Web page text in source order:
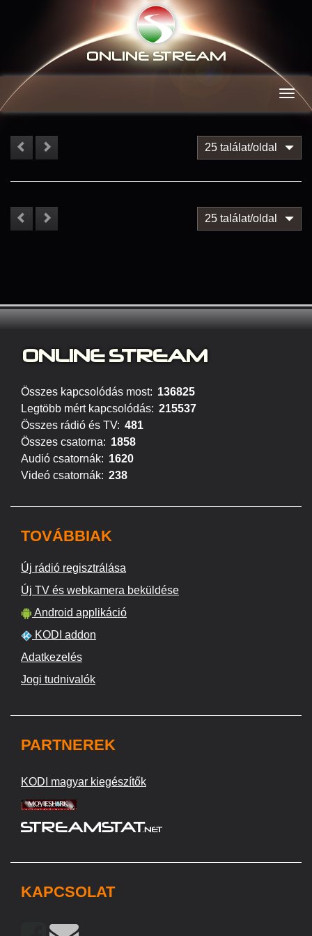
ONLINE STREAM
25 találat/oldal
25 találat/oldal
ONLINE STREAM
Összes kapcsolódás most: 136825
Legtöbb mért kapcsolódás: 215537
Összes rádió és TV: 481
Összes csatorna: 1858
Audió csatornák: 1620
Videó csatornák: 238
TOVÁBBIAK
Új rádió regisztrálása
Új TV és webkamera beküldése
Android applikáció
KODI addon
Adatkezelés
Jogi tudnivalók
PARTNEREK
KODI magyar kiegészítők
KAPCSOLAT